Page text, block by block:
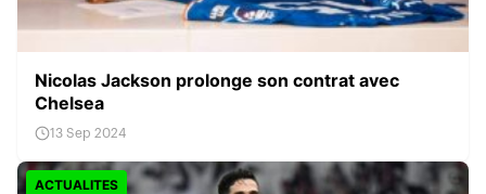
Nicolas Jackson prolonge son contrat avec
Chelsea
13 Sep 2024
ACTUALITES